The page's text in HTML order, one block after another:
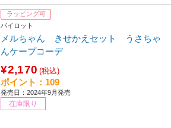
ラッピング可
パイロット
メルちゃん きせかえセット うさちゃ
んケープコーデ
¥2,170 (税込)
ポイント：109
発売日：2024年9月発売
在庫限り